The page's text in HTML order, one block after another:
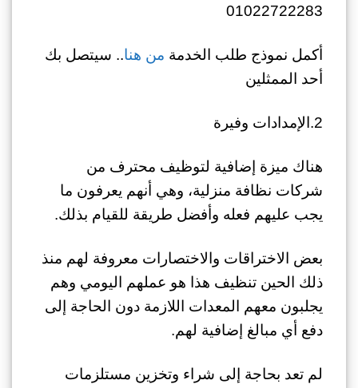
01022722283
أكمل نموذج طلب الخدمة من هنا.. سيتصل بك
أحد الممثلين
2.الإمدادات وفيرة
هناك ميزة إضافية لتوظيف محترف من
شركات نظافة منزلية، وهي أنهم يعرفون ما
يجب عليهم فعله وأفضل طريقة للقيام بذلك.
بعض الاختراقات والاختصارات معروفة لهم منذ
ذلك الحين تنظيف هذا هو عملهم اليومي وهم
يجلبون معهم المعدات اللازمة دون الحاجة إلى
دفع أي مبالغ إضافية لهم.
لم تعد بحاجة إلى شراء وتخزين مستلزمات